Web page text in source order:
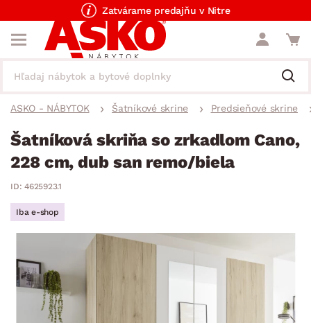
Zatvárame predajňu v Nitre
ASKO - NÁBYTOK Šatníkové skrine Predsieňové skrine
Šatníková skriňa so zrkadlom Cano,
228 cm, dub san remo/biela
ID: 4625923.1
Iba e-shop